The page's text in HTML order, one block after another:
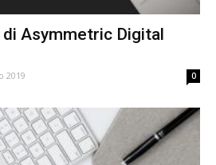
di Asymmetric Digital
2019 0